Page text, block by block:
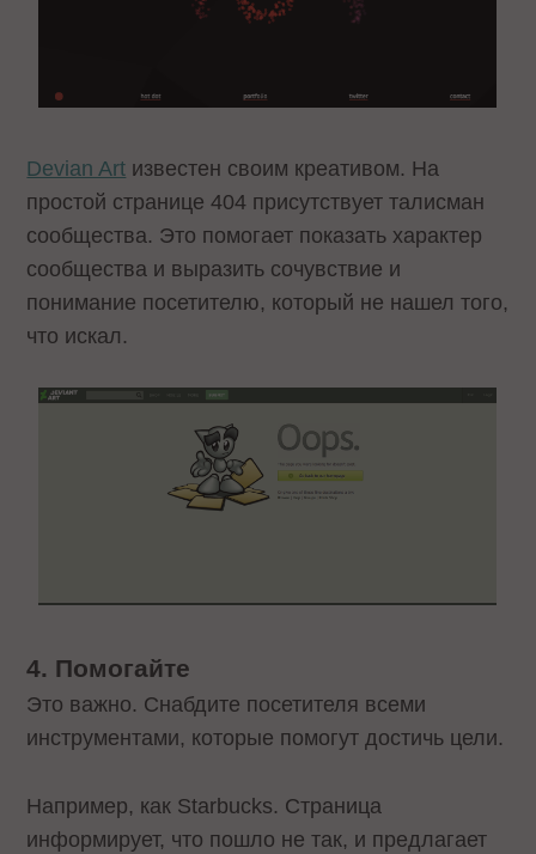
Devian Art известен своим креативом. На
простой странице 404 присутствует талисман
сообщества. Это помогает показать характер
сообщества и выразить сочувствие и
понимание посетителю, который не нашел того,
что искал.
4. Помогайте
Это важно. Снабдите посетителя всеми
инструментами, которые помогут достичь цели.
Например, как Starbucks. Страница
информирует, что пошло не так, и предлагает